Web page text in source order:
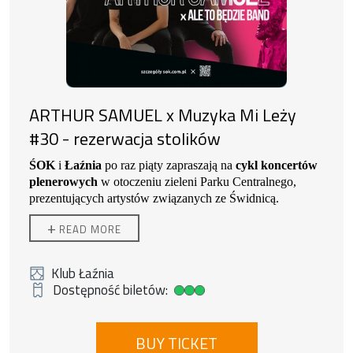
za granicą. Jego prace znajdują się w kolekcjach
prywatnych i publicznych w Europie, Chinach i
Stanach Zjednoczonych.
ARTHUR SAMUEL x Muzyka Mi Leży
#30 - rezerwacja stolików
ŚOK i Łaźnia po raz piąty zapraszają na cykl koncertów
plenerowych w otoczeniu zieleni Parku Centralnego,
prezentujących artystów związanych ze Świdnicą.
ARTHUR SAMUEL
+ READ MORE
Klub Łaźnia
Dostępność biletów:
Duża dostępność biletów
BUY TICKET